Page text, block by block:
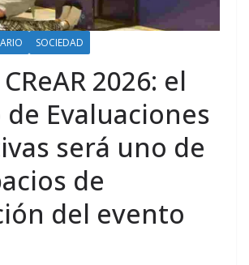
SOCIEDAD
2026: el
Evaluaciones
será uno de
de
del evento